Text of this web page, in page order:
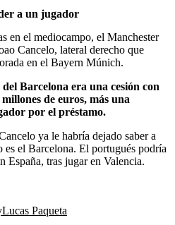
a un jugador
en el mediocampo, el Manchester
Cancelo, lateral derecho que
en el Bayern Múnich.
Barcelona era una cesión con
de euros, más una
por el préstamo.
ya le habría dejado saber a
es el Barcelona. El portugués podría
España, tras jugar en Valencia.
Lucas Paqueta